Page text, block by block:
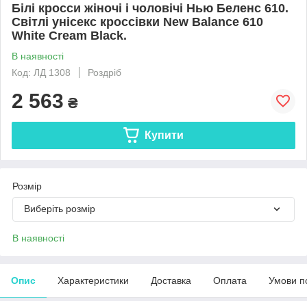
Білі кросси жіночі і чоловічі Нью Беленс 610.
Світлі унісекс кроссівки New Balance 610
White Cream Black.
В наявності
Код: ЛД 1308
Роздріб
2 563 ₴
Купити
Розмір
Виберіть розмір
В наявності
Опис Характеристики Доставка Оплата Умови